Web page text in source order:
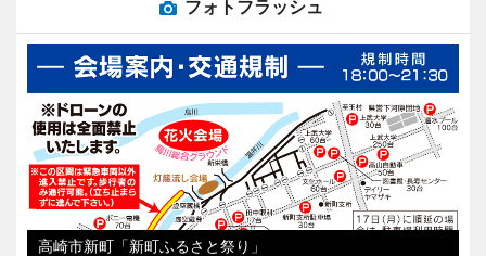
フォトフラッシュ
高崎市新町「新町ふるさと祭り」